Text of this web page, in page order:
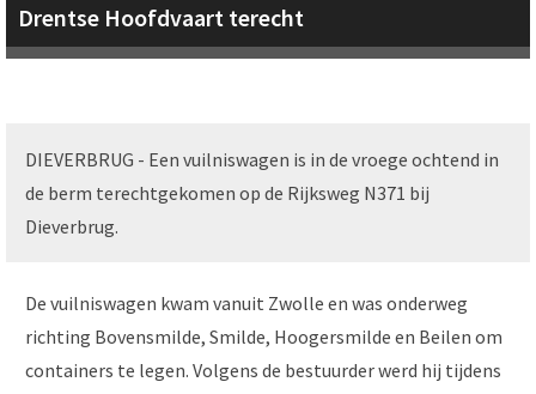
Drentse Hoofdvaart terecht
DIEVERBRUG - Een vuilniswagen is in de vroege ochtend in
de berm terechtgekomen op de Rijksweg N371 bij
Dieverbrug.
De vuilniswagen kwam vanuit Zwolle en was onderweg
richting Bovensmilde, Smilde, Hoogersmilde en Beilen om
containers te legen. Volgens de bestuurder werd hij tijdens